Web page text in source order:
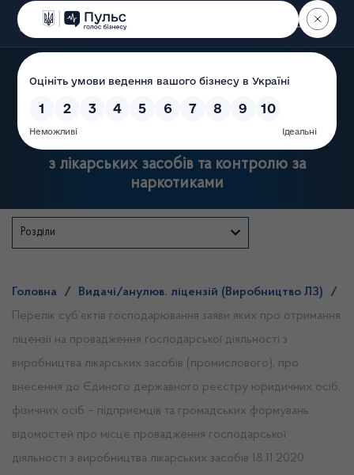
Пошук
Державна служба України
з лікарських засобів та контролю за
наркотиками
Розділи
Головна / Видачі/анулюв. ліцензій (Виробництво ЛЗ)
/
Перелік суб’єктів господарювання заяви яких про отримання
ліцензії на провадження господарської діяльності з
виробництва лікарських засобів (промислового), про
внесення до Єдиного державного реєстру юридичних осіб,
фізичних осіб – підприємців та громадських формувань
відомостей про місце провадження господарської
діяльності з виробництва лікарських засобів 18.11.2020